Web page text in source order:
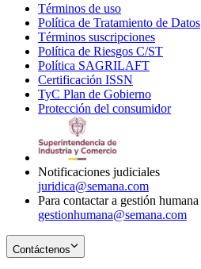
Términos de uso
in
new
window
Política de Tratamiento de Datos
Términos suscripciones
in
Política de Riesgos C/ST
Política SAGRILAFT
new
window
Certificación ISSN
in
new
TyC Plan de Gobierno
in
Protección del consumidorOpens
Notificaciones judiciales
juridica@semana.com
Para contactar a gestión humana
gestionhumana@semana.com
Contáctenos